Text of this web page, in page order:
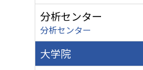
分析センター
分析センター
大学院